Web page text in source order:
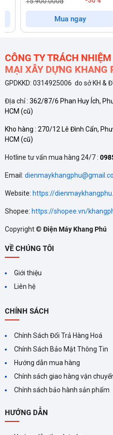
hoặc âm tủ tùy theo không
không gỉ cao cấp, bền bỉ và
cũng hạn chế bám vân tay, giúp
Hiệu suất làm sạch mạnh mẽ
8F60RB đáp ứng tốt nhu cầu
đựng riêng biệt, giúp bạn sắp
dụng cụ khác một cách khoa
Máy được trang bị 7 chương
nhu cầu sử dụng:
Rửa tăng cường
bẩn nhiều, dính dầu mỡ.
thụ, thân thiện với môi
gấp.
Rửa diệt khuẩn (Hygiene):
khuẩn tuyệt đối với nhiệt độ
Ngoài ra, bạn có thể tải thêm
ứng dụng SmartHome, giúp tùy
Mua ngay
CÔNG TY TRÁCH
MẠI XÂY DỰNG KHANG
GPDKKD: 0314925006 do sở KH &
ĐỊa chỉ : 362/87/6 Phan Huy Ích,
HCM (cũ)
Kho hàng : 270/12 Lê Đình Cẩn,
HCM (cũ)
Hotline tư vấn mua hàng 24/7 :
Email:
Website: https://
Shopee: https://shopee.vn/
Copyright ©Điện Máy Khang Phú
VỀ CHÚNG TÔI
Giới thiệu
Liên hệ
CHÍNH SÁCH
Chính Sách Đổi Trả Hàng Hoá
Chính Sách Bảo Mật Thông Tin
Hướng dẫn mua hàng
Chính sách giao hàng vận
Chính sách bảo hành sản phẩm
HƯỚNG DẪN